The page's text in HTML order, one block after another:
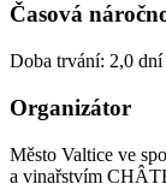
Časová
Doba trvání: 2,0 dní
Organizátor
Město Valtice ve
a vinařstvím